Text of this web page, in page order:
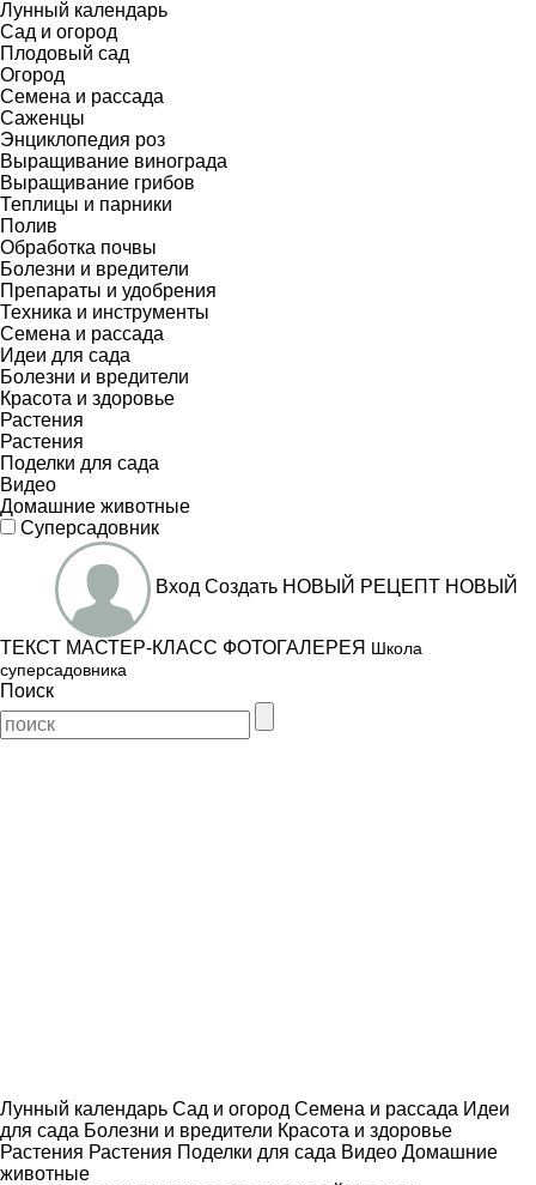
Лунный календарь
Сад и огород
Плодовый сад
Огород
Семена и рассада
Саженцы
Энциклопедия роз
Выращивание винограда
Выращивание грибов
Теплицы и парники
Полив
Обработка почвы
Болезни и вредители
Препараты и удобрения
Техника и инструменты
Семена и рассада
Идеи для сада
Болезни и вредители
Красота и здоровье
Растения
Растения
Поделки для сада
Видео
Домашние животные
Суперсадовник
Вход Создать НОВЫЙ РЕЦЕПТ НОВЫЙ
ТЕКСТ МАСТЕР-КЛАСС ФОТОГАЛЕРЕЯ Школа
суперсадовника
Поиск
Лунный календарь Сад и огород Семена и рассада Идеи
для сада Болезни и вредители Красота и здоровье
Растения Растения Поделки для сада Видео Домашние
животные